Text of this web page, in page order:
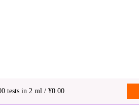
tests in 2 ml / ¥0.00